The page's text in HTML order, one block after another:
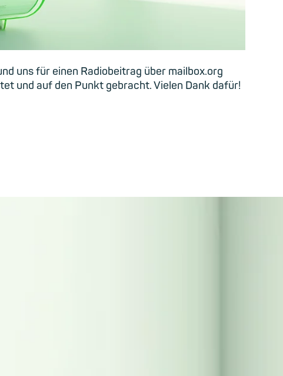
uns für einen Radiobeitrag über mailbox.org
und auf den Punkt gebracht. Vielen Dank dafür!